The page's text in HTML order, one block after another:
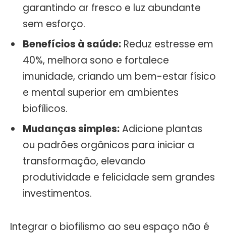
garantindo ar fresco e luz abundante
sem esforço.
Benefícios à saúde: Reduz estresse em
40%, melhora sono e fortalece
imunidade, criando um bem-estar físico
e mental superior em ambientes
biofílicos.
Mudanças simples:Adicione plantas
ou padrões orgânicos para iniciar a
transformação, elevando
produtividade e felicidade sem grandes
investimentos.
Integrar o biofilismo ao seu espaço não é